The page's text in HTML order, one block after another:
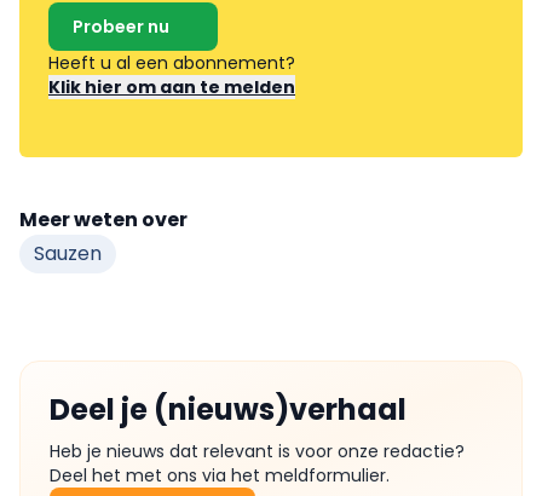
Probeer nu
Heeft u al een abonnement?
Klik hier om aan te melden
Meer weten over
Sauzen
Deel je (nieuws)verhaal
Heb je nieuws dat relevant is voor onze redactie?
Deel het met ons via het meldformulier.